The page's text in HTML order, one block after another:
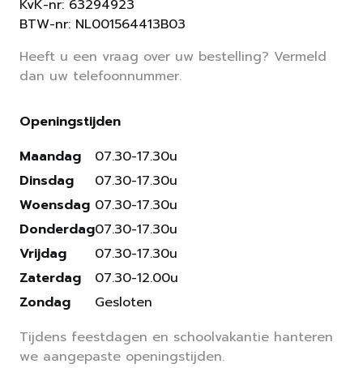
KvK-nr: 63294923
BTW-nr: NL001564413B03
Heeft u een vraag over uw bestelling? Vermeld
dan uw telefoonnummer.
Openingstijden
Maandag
Dinsdag
Woensdag
Donderdag
Vrijdag
Zaterdag
Zondag
07.30-17.30u
07.30-17.30u
07.30-17.30u
07.30-17.30u
07.30-17.30u
07.30-12.00u
Gesloten
Tijdens feestdagen en schoolvakantie hanteren
we aangepaste openingstijden.